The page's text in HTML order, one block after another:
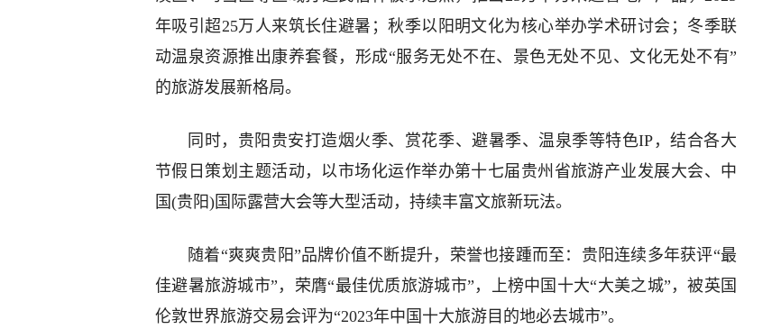
年吸引超25万人来筑长住避暑；秋季以阳明文化为核心举办学术研讨会；冬季联
动温泉资源推出康养套餐，形成“服务无处不在、景色无处不见、文化无处不有”
的旅游发展新格局。
同时，贵阳贵安打造烟火季、赏花季、避暑季、温泉季等特色IP，结合各大
节假日策划主题活动，以市场化运作举办第十七届贵州省旅游产业发展大会、中
国(贵阳)国际露营大会等大型活动，持续丰富文旅新玩法。
随着“爽爽贵阳”品牌价值不断提升，荣誉也接踵而至：贵阳连续多年获评“最
佳避暑旅游城市”，荣膺“最佳优质旅游城市”，上榜中国十大“大美之城”，被英国
伦敦世界旅游交易会评为“2023年中国十大旅游目的地必去城市”。